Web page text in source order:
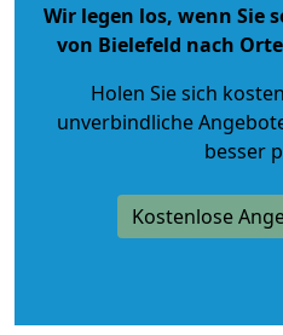
Wir legen los, wenn Sie
von Bielefeld nach
Holen Sie sich
unverbindliche
besser
Kostenlose